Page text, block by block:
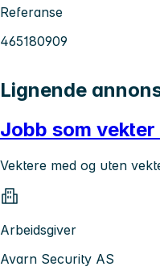
Referanse
465180909
Lignende
Jobb som
Vektere med og uten
Arbeidsgiver
Avarn Security AS